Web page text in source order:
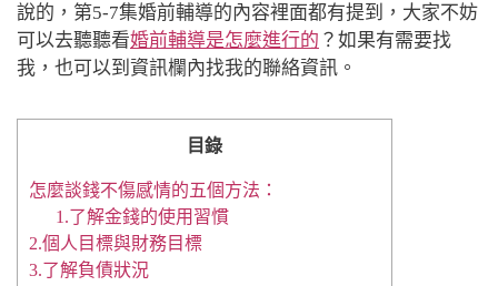
說的，第5-7集婚前輔導的內容裡面都有提到，大家不妨
可以去聽聽看婚前輔導是怎麼進行的 ？如果有需要找
我，也可以到資訊欄內找我的聯絡資訊。
目錄
怎麼談錢不傷感情的五個方法：
1.了解金錢的使用習慣
2.個人目標與財務目標
3.了解負債狀況